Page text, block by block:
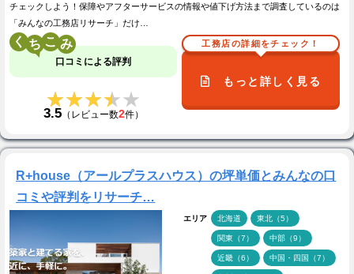
チェックしよう！保障やアフターサービスの情報や値下げ方法まで調査しているのは
「みんなの工務店リサーチ」だけ…
く こ
口コミによる評判
★★★★★
★★★★★
3.5（レビュー数2件）
工務店の詳細をチェック！
もっと詳しく見る
R+house（アールプラスハウス）の坪単価とみんなの口
コミや評判をリサーチ…
エリア 北海道 東北（5）
関東（7） 中部（9）
近畿（6） 中国・四国（7）